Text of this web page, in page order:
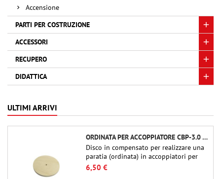
Accensione
PARTI PER COSTRUZIONE
ACCESSORI
RECUPERO
DIDATTICA
ULTIMI ARRIVI
ORDINATA PER ACCOPPIATORE CBP-3.0 - PUBLIC MISSILES LTD.
Disco in compensato per realizzare una
paratia (ordinata) in accoppiatori per
tubi Public Missiles Ltd. da 54 mm (PT-
2.1 o QT-2.1)
6,50 €